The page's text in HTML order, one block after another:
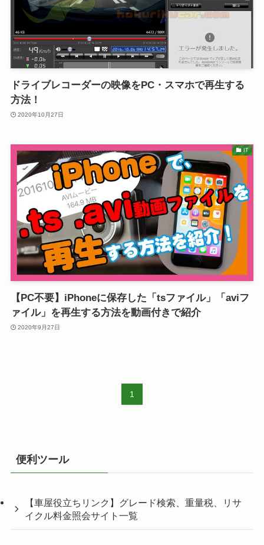
ドライブレコーダーの映像をPC・スマホで再生する
方法！
2020年10月27日
IT
【PC不要】iPhoneに保存した「tsファイル」「aviフ
ァイル」を再生する方法を動画付きで紹介
2020年9月27日
1
便利ツール
【車屋役立ちリンク】グレード検索、重量税、リサ
イクル料金照会サイト一覧